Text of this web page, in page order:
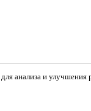
для анализа и улучшения